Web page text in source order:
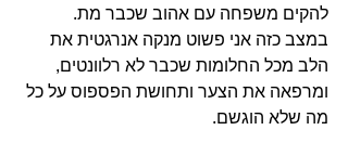
להקים משפחה עם אהוב שכבר מת.
במצב כזה אני פשוט מנקה אנרגטית את
הלב מכל החלומות שכבר לא רלוונטים,
ומרפאה את הצער ותחושת הפספוס על כל
מה שלא הוגשם.